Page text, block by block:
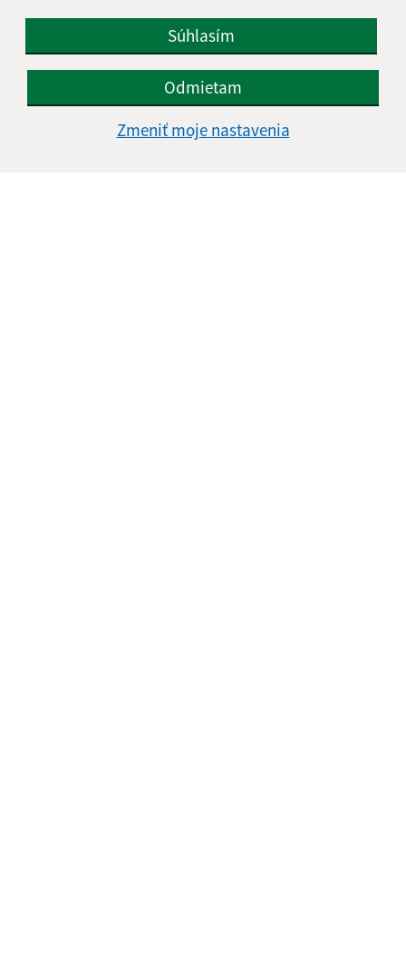
Súhlasím
Odmietam
Zmeniť moje nastavenia
930 31 Dobrohošť
obec@dobrohost.sk
+421 315 548 162
IČO: 00305359